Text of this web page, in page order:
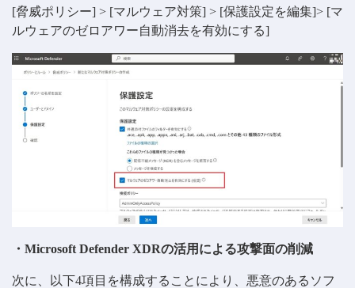
[脅威ポリシー] > [マルウェア対策] > [保護設定を編集]> [マ
ルウェアのゼロアワー自動消去を有効にする]
・Microsoft Defender XDRの活用による攻撃面の削減
次に、以下4項目を構成することにより、悪意のあるソフ